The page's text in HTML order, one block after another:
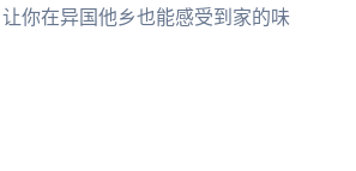
你在异国他乡也能感受到家的味